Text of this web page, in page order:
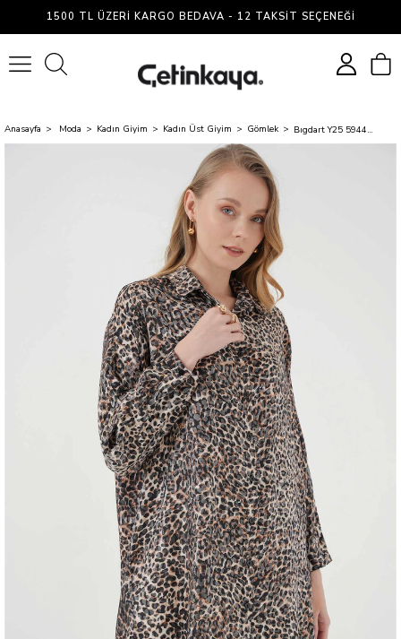
1500 TL ÜZERI KARGO BEDAVA - 12 TAKSIT SEÇENEĞI
Anasayfa Moda Kadın Giyim Kadın Üst Giyim Gömlek Bıgdart Y25 5944 Kahve Kadın Tunık